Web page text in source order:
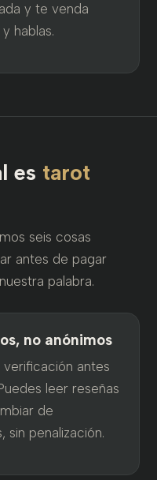
y te venda
hablas.
es tarot
seis cosas
antes de pagar
palabra.
no anónimos
verificación antes
leer reseñas
de
sin penalización.